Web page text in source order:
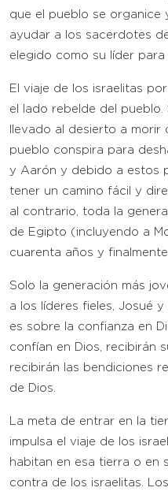
que el pueblo se organice
ayudar a los sacerdotes
elegido como su líder para
El viaje de los israelitas
el lado rebelde del pueblo.
llevado al desierto a morir
pueblo conspira para
y Aarón y debido a estos
tener un camino fácil y
al contrario, toda la
de Egipto (incluyendo a
cuarenta años y
Solo la generación más
a los líderes fieles, Josué y
es sobre la confianza en
confían en Dios, recibirán
recibirán las bendiciones
de Dios.
La meta de entrar en la
impulsa el viaje de los
habitan en esa tierra o en
contra de los israelitas.